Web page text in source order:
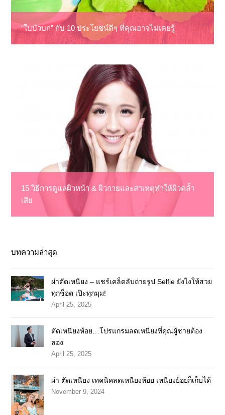
“ใบบัวบก” กับ 10 ประโยชน์ดีๆ ที่คุณอาจไม่เคยรู้
15 วิธีการดูแลผิวหน้า & ผิวกายและสาเหตุทำให้ผิวคล้ำ
เสีย
บทความล่าสุด
ผ่าตัดเหนียง – แชร์เคล็ดลับถ่ายรูป Selfie ยังไงให้สวย
ทุกช็อต เป๊ะทุกมุม!
April 25, 2025
ตัดเหนียงห้อย…โปรแกรมลดเหนียงที่คุณผู้ชายต้อง
ลอง
April 25, 2025
ผ่า ตัดเหนียง เทคนิคลดเหนียงห้อย เหนียงย้อยก็เก็บได้
November 9, 2024